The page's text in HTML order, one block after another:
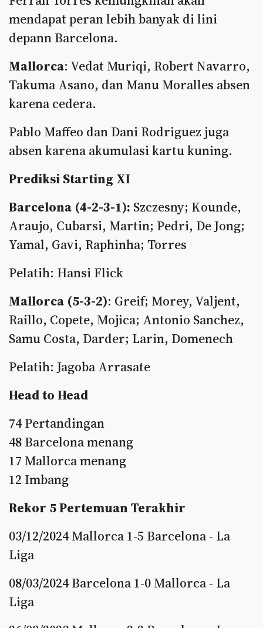
mendapat peran lebih banyak di lini
depann Barcelona.
Mallorca: Vedat Muriqi, Robert Navarro,
Takuma Asano, dan Manu Moralles absen
karena cedera.
Pablo Maffeo dan Dani Rodriguez juga
absen karena akumulasi kartu kuning.
Prediksi Starting XI
Barcelona (4-2-3-1): Szczesny; Kounde,
Araujo, Cubarsi, Martin; Pedri, De Jong;
Yamal, Gavi, Raphinha; Torres
Pelatih: Hansi Flick
Mallorca (5-3-2): Greif; Morey, Valjent,
Raillo, Copete, Mojica; Antonio Sanchez,
Samu Costa, Darder; Larin, Domenech
Pelatih: Jagoba Arrasate
Head to Head
74 Pertandingan
48 Barcelona menang
17 Mallorca menang
12 Imbang
Rekor 5 Pertemuan Terakhir
03/12/2024 Mallorca 1-5 Barcelona - La
Liga
08/03/2024 Barcelona 1-0 Mallorca - La
Liga